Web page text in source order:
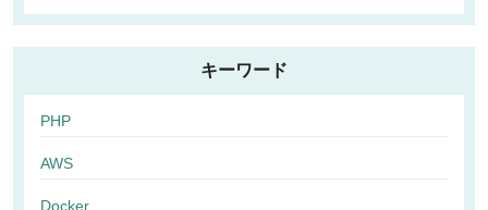
キーワード
PHP
AWS
Docker